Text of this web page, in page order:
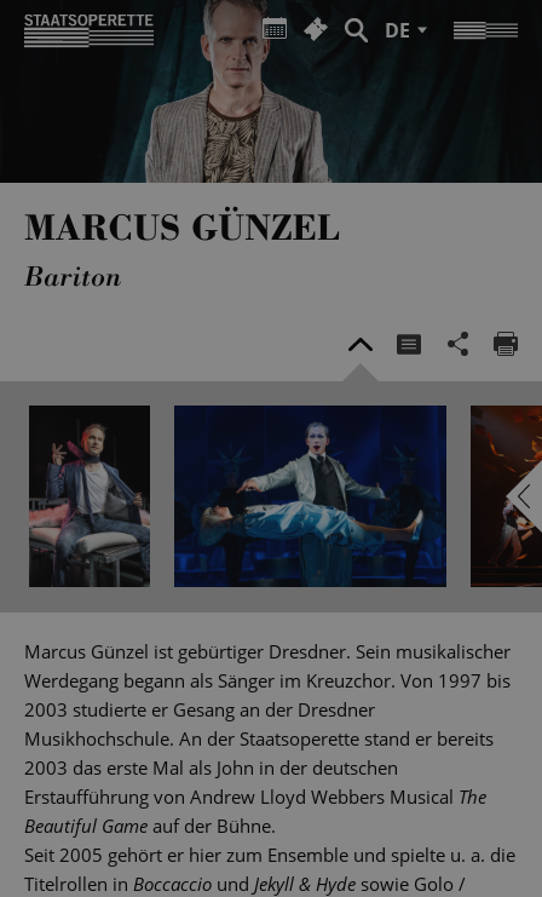
DE
MARCUS GÜNZEL
Bariton
Marcus Günzel ist gebürtiger Dresdner. Sein musikalischer
Werdegang begann als Sänger im Kreuzchor. Von 1997 bis
2003 studierte er Gesang an der Dresdner
Musikhochschule. An der Staatsoperette stand er bereits
2003 das erste Mal als John in der deutschen
Erstaufführung von Andrew Lloyd Webbers Musical The
Beautiful Game auf der Bühne.
Seit 2005 gehört er hier zum Ensemble und spielte u. a. die
Titelrollen in Boccaccio und Jekyll & Hyde sowie Golo /